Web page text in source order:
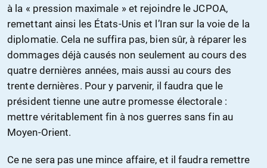
à la « pression maximale » et rejoindre le JCPOA,
remettant ainsi les États-Unis et l’Iran sur la voie de la
diplomatie. Cela ne suffira pas, bien sûr, à réparer les
dommages déjà causés non seulement au cours des
quatre dernières années, mais aussi au cours des
trente dernières. Pour y parvenir, il faudra que le
président tienne une autre promesse électorale :
mettre véritablement fin à nos guerres sans fin au
Moyen-Orient.
Ce ne sera pas une mince affaire, et il faudra remettre